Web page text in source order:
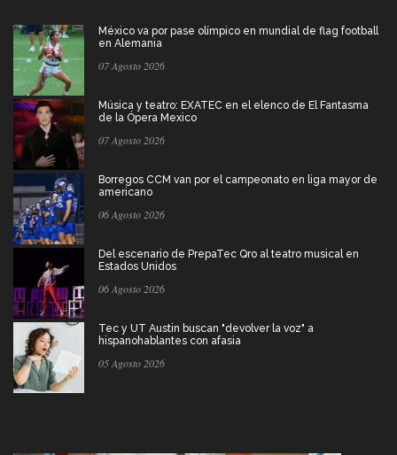
México va por pase olímpico en mundial de flag football
en Alemania
07 Agosto 2026
Música y teatro: EXATEC en el elenco de El Fantasma
de la Ópera Mexico
07 Agosto 2026
Borregos CCM van por el campeonato en liga mayor de
americano
06 Agosto 2026
Del escenario de PrepaTec Qro al teatro musical en
Estados Unidos
06 Agosto 2026
Tec y UT Austin buscan "devolver la voz" a
hispanohablantes con afasia
05 Agosto 2026